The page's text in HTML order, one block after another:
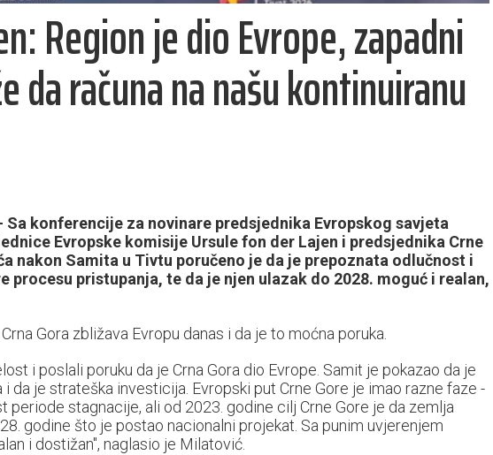
Region je dio Evrope, zapadni
da računa na našu kontinuiranu
Sa konferencije za novinare predsjednika Evropskog savjeta
Evropske komisije Ursule fon der Lajen i predsjednika Crne
nakon Samita u Tivtu poručeno je da je prepoznata odlučnost i
procesu pristupanja, te da je njen ulazak do 2028. moguć i realan,
Gora zbližava Evropu danas i da je to moćna poruka.
i poslali poruku da je Crna Gora dio Evrope. Samit je pokazao da je
da je strateška investicija. Evropski put Crne Gore je imao razne faze -
periode stagnacije, ali od 2023. godine cilj Crne Gore je da zemlja
godine što je postao nacionalni projekat. Sa punim uvjerenjem
i dostižan", naglasio je Milatović.